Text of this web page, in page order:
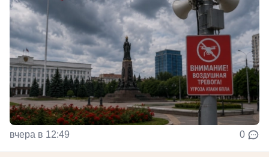
вчера в 12:49 0